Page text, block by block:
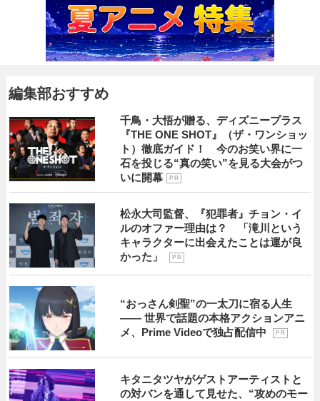
編集部おすすめ
千鳥・大悟が贈る、ディズニープラス
『THE ONE SHOT』（ザ・ワンショッ
ト）徹底ガイド！ 今のお笑い界に一
石を投じる“真の笑い”を見る大会がつ
いに開幕
P R
松永大司監督、『犯罪者』チョン・イ
ルのオファー理由は？ 「滝川という
キャラクターに出会えたことは運が良
かった」
P R
“おっさん剣聖”の一太刀に宿る人生
―― 世界で話題の本格アクションアニ
メ、Prime Videoで独占配信中
P R
キタニタツヤがゲストアーティストと
の対バンを通して見せた、“攻めのモー